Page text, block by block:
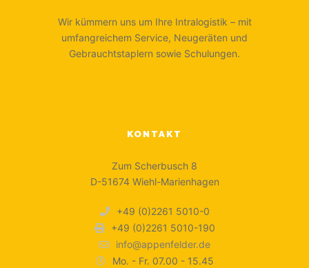
Wir kümmern uns um Ihre Intralogistik – mit
umfangreichem Service, Neugeräten und
Gebrauchtstaplern sowie Schulungen.
KONTAKT
Zum Scherbusch 8
D-51674 Wiehl-Marienhagen
+49 (0)2261 5010-0
+49 (0)2261 5010-190
info@appenfelder.de
Mo. - Fr. 07.00 - 15.45